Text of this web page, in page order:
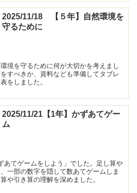
2025/11/18 【５年】自然環境を
守るために
境を守るために何が大切かを考えまし
すべきか、資料なども準備してタブレ
をしました。
2025/11/21【1年】かずあてゲー
ム
あてゲームをしよう」でした。足し算や
一部の数字を隠して数あてゲームしま
や引き算の理解を深めました。